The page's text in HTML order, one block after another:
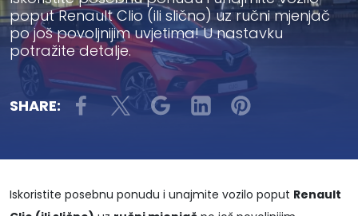
poput Renault Clio (ili slično) uz ruč­ni mjenjač
po još povoljnijim uvjetima! U nastavku
potražite detalje.
SHARE:
Iskoristite posebnu ponudu i unajmite vozilo poput Renault